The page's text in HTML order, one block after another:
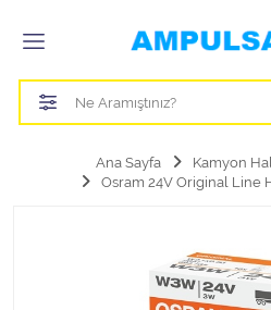
Tüm Kategoriler
Led Aydınlatma Ampulü
Otomobil Halojen Far Ampulü
Otomobil Led Far Ampulü
Ana Sayfa
Kamyon
Osram 24V Original Line